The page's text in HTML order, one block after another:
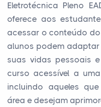
Eletrotécnica Pleno
oferece aos
acessar o conteúdo
alunos podem
suas vidas pessoais
curso acessível a
incluindo aqueles
área e desejam